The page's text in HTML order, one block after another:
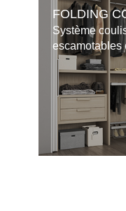
FOLDING
Système
escamotables